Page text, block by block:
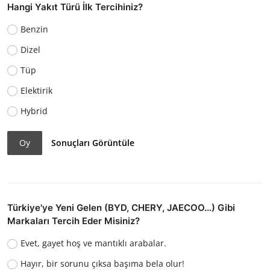
Hangi Yakıt Türü İlk Tercihiniz?
Benzin
Dizel
Tüp
Elektirik
Hybrid
Oy Sonuçları Görüntüle
Türkiye'ye Yeni Gelen (BYD, CHERY, JAECOO...) Gibi
Markaları Tercih Eder Misiniz?
Evet, gayet hoş ve mantıklı arabalar.
Hayır, bir sorunu çıksa başıma bela olur!